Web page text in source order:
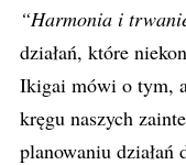
“Harmonia i
działań, które
Ikigai mówi o tym,
kręgu naszych
planowaniu